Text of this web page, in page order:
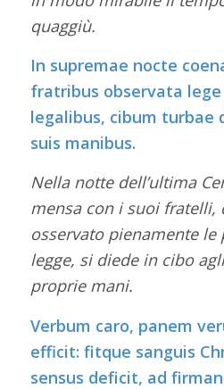
quaggiù.
In supremae nocte
fratribus observata
legalibus, cibum turbae
suis manibus.
Nella notte dell’ultima
mensa con i suoi fratelli,
osservato pienamente le
legge, si diede in cibo
proprie mani.
Verbum caro, panem
efficit: fitque sanguis
sensus deficit, ad